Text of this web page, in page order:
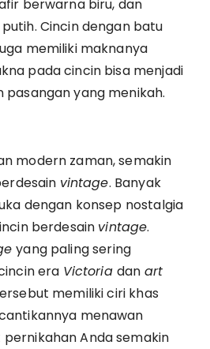
berwarna biru, dan
Cincin dengan batu
memiliki maknanya
pada cincin bisa menjadi
pasangan yang menikah.
modern zaman, semakin
vintage. Banyak
dengan konsep nostalgia
berdesain vintage.
yang paling sering
era Victoria dan art
memiliki ciri khas
menawan
Anda semakin